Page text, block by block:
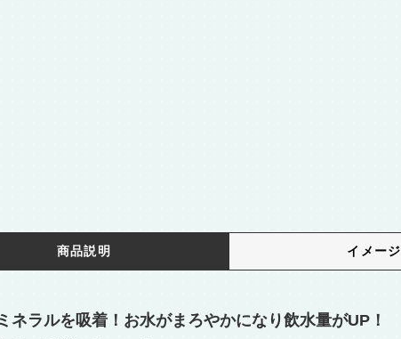
商品説明 イメージ
ネラルを吸着！お水がまろやかになり飲水量がUP！